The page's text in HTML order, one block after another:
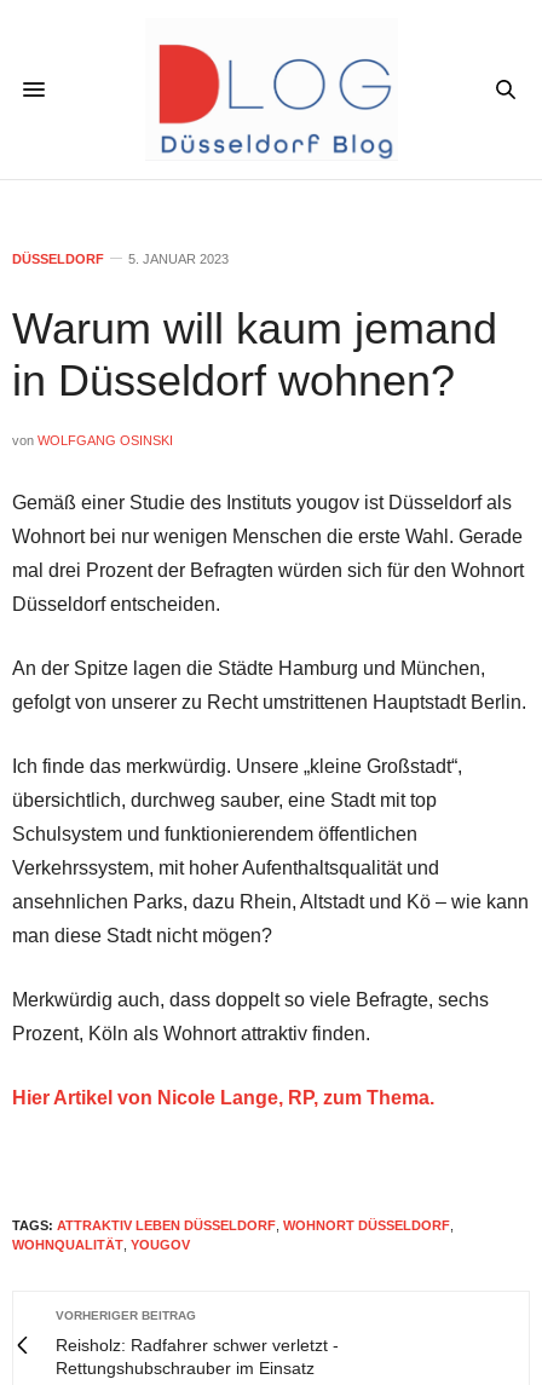
DÜSSELDORF 5. JANUAR 2023
Warum will kaum jemand
in Düsseldorf wohnen?
von WOLFGANG OSINSKI
Gemäß einer Studie des Instituts yougov ist Düsseldorf als
Wohnort bei nur wenigen Menschen die erste Wahl. Gerade
mal drei Prozent der Befragten würden sich für den Wohnort
Düsseldorf entscheiden.
An der Spitze lagen die Städte Hamburg und München,
gefolgt von unserer zu Recht umstrittenen Hauptstadt Berlin.
Ich finde das merkwürdig. Unsere „kleine Großstadt“,
übersichtlich, durchweg sauber, eine Stadt mit top
Schulsystem und funktionierendem öffentlichen
Verkehrssystem, mit hoher Aufenthaltsqualität und
ansehnlichen Parks, dazu Rhein, Altstadt und Kö – wie kann
man diese Stadt nicht mögen?
Merkwürdig auch, dass doppelt so viele Befragte, sechs
Prozent, Köln als Wohnort attraktiv finden.
Hier Artikel von Nicole Lange, RP, zum Thema.
TAGS: ATTRAKTIV LEBEN DÜSSELDORF WOHNORT DÜSSELDORF
WOHNQUALITÄT YOUGOV
VORHERIGER BEITRAG
Reisholz: Radfahrer schwer verletzt -
Rettungshubschrauber im Einsatz